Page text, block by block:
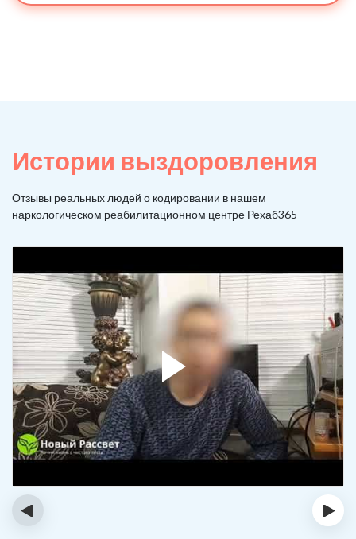
Истории выздоровления
Отзывы реальных людей о кодировании в нашем
наркологическом реабилитационном центре Рехаб365
‹ ›